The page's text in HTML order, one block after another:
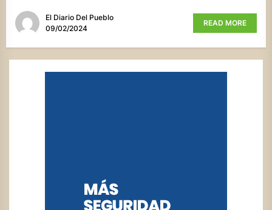
El Diario Del Pueblo
09/02/2024
READ MORE